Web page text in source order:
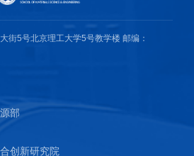
街5号北京理工大学5号教学楼 邮编：
部
创新研究院